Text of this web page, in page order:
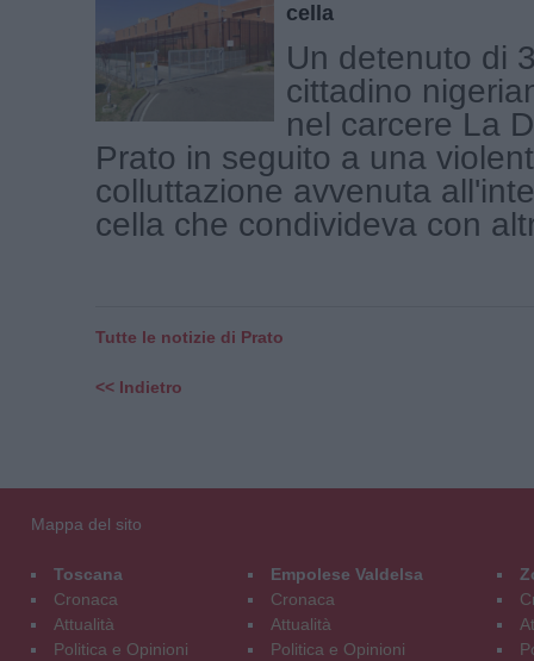
cella
Un detenuto di
cittadino
nel carcere La
Prato in seguito a una
colluttazione avvenuta
cella che condivideva con
Tutte le notizie di Prato
<< Indietro
Mappa del sito
Toscana
Cronaca
Attualità
Politica e Opinioni
Empolese Valdelsa
Cronaca
Attualità
Politica e Opinioni